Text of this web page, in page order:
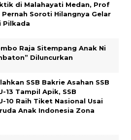
di Malahayati Medan, Prof
Pernah Soroti Hilangnya Gelar
Pilkada
Raja Sitempang Anak Ni
Diluncurkan
SSB Bakrie Asahan SSB
13 Tampil Apik, SSB
10 Raih Tiket Nasional Usai
Anak Indonesia Zona